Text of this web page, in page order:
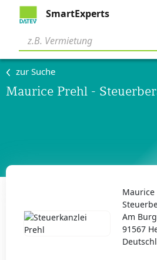
SmartExperts
zur Suche
Maurice Prehl -
Maurice
Am
91567